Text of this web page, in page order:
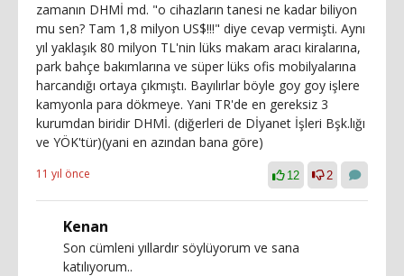
zamanın DHMİ md. "o cihazların tanesi ne kadar biliyon
mu sen? Tam 1,8 milyon US$!!!" diye cevap vermişti. Aynı
yıl yaklaşık 80 milyon TL'nin lüks makam aracı kiralarına,
park bahçe bakımlarına ve süper lüks ofis mobilyalarına
harcandığı ortaya çıkmıştı. Bayılırlar böyle goy goy işlere
kamyonla para dökmeye. Yani TR'de en gereksiz 3
kurumdan biridir DHMİ. (diğerleri de Dİyanet İşleri Bşk.lığı
ve YÖK'tür)(yani en azından bana göre)
11 yıl önce 12 2
Kenan
Son cümleni yıllardır söylüyorum ve sana
katılıyorum..